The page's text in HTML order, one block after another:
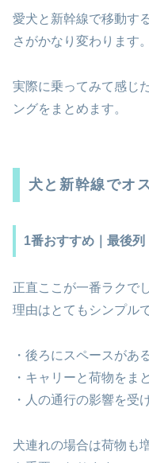
愛犬と新幹線で移動す
さがかなり変わります。
実際に乗ってみて感じ
ングをまとめます。
犬と新幹線でオ
1番おすすめ｜最後列
正直ここが一番ラクで
理由はとてもシンプルで
・後ろにスペースがあ
・キャリーと荷物をま
・人の通行の影響を受
犬連れの場合は荷物も